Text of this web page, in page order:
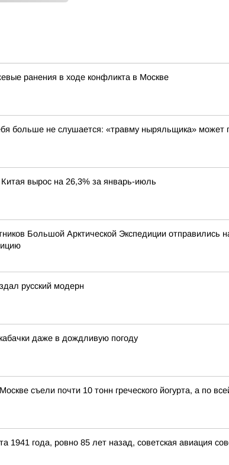
ранения в ходе конфликта в Москве
больше не слушается: «травму ныряльщика» может
вырос на 26,3% за январь-июль
Большой Арктической Экспедиции
русский модерн
даже в дождливую погоду
съели почти 10 тонн греческого йогурта, а по
1941 года, ровно 85 лет назад, советская авиация